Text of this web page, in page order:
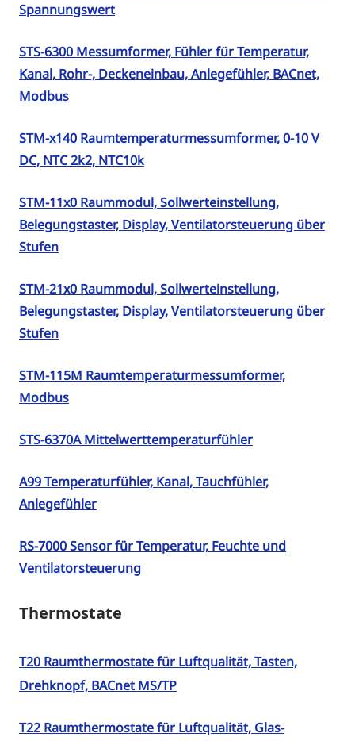
Spannungswert
STS-6300 Messumformer, Fühler für Temperatur,
Kanal, Rohr-, Deckeneinbau, Anlegefühler, BACnet,
Modbus
STM-x140 Raumtemperaturmessumformer, 0-10 V
DC, NTC 2k2, NTC10k
STM-11x0 Raummodul, Sollwerteinstellung,
Belegungstaster, Display, Ventilatorsteuerung über
Stufen
STM-21x0 Raummodul, Sollwerteinstellung,
Belegungstaster, Display, Ventilatorsteuerung über
Stufen
STM-115M Raumtemperaturmessumformer,
Modbus
STS-6370A Mittelwerttemperaturfühler
A99 Temperaturfühler, Kanal, Tauchfühler,
Anlegefühler
RS-7000 Sensor für Temperatur, Feuchte und
Ventilatorsteuerung
Thermostate
T20 Raumthermostate für Luftqualität, Tasten,
Drehknopf, BACnet MS/TP
T22 Raumthermostate für Luftqualität, Glas-